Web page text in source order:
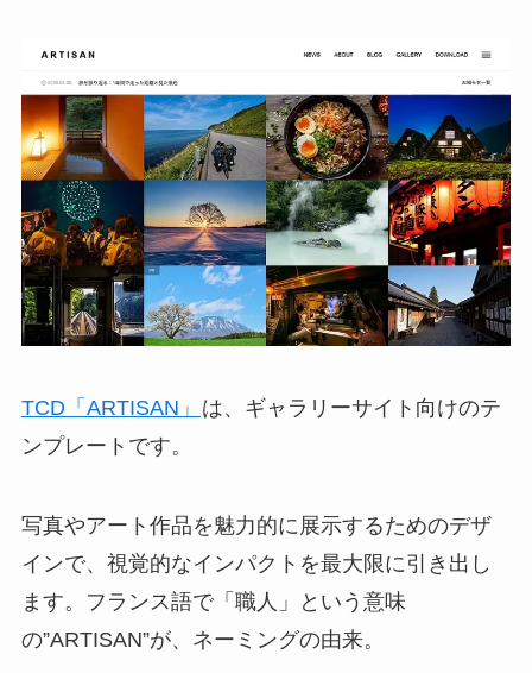
TCD「ARTISAN」 は、ギャラリーサイト向けのテ
ンプレートです。
写真やアート作品を魅力的に展示するためのデザ
インで、視覚的なインパクトを最大限に引き出し
ます。フランス語で「職人」という意味
の”ARTISAN”が、ネーミングの由来。